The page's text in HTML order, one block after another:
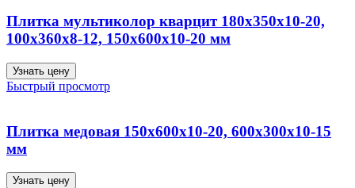
Плитка мультиколор кварцит 180х350х10-20,
100х360х8-12, 150х600х10-20 мм
Узнать цену
Быстрый просмотр
Плитка медовая 150х600х10-20, 600х300х10-15
мм
Узнать цену